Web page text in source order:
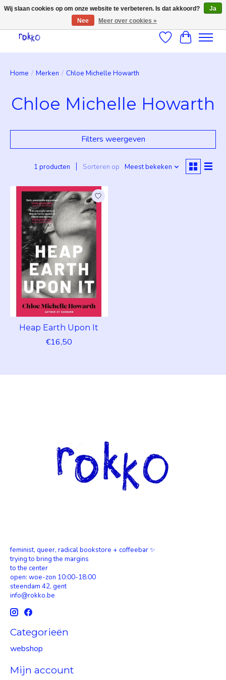
Verlanglijst
Home / Merken / Chloe Michelle Howarth
Chloe Michelle Howarth
Filters weergeven
1 producten Sorteren op Meest bekeken
Heap Earth Upon It
€16,50
feminist, queer, radical bookstore + coffeebar ✨
trying to bring the margins
to the center
open: woe-zon 10:00-18:00
steendam 42, gent
info@rokko.be
Categorieën
webshop
Mijn account
Wij slaan cookies op om onze website te verbeteren. Is dat akkoord?
Ja
Nee
Meer over cookies »